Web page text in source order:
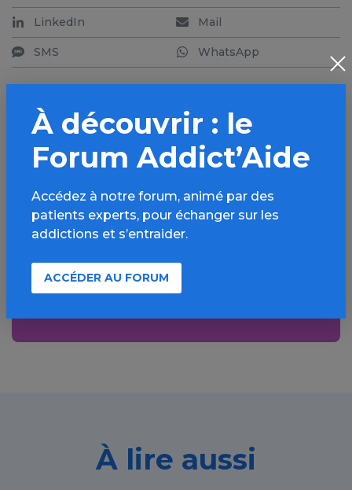
LinkedIn Mail
SMS WhatsApp
Aller plus loin sur
l’espace Tabac
Informations, parcours d’évaluations,
bonnes pratiques, FAQ, annuaires,
À lire aussi
À découvrir : le
Forum Addict’Aide
Accédez à notre forum, animé par des
patients experts, pour échanger sur les
addictions et s’entraider.
ACCÉDER AU FORUM